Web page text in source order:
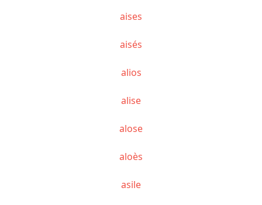
aises
aisés
alios
alise
alose
aloès
asile